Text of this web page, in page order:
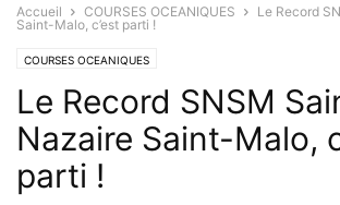
Accueil COURSES OCEANIQUES
Le Record
Saint-Malo, c’est parti !
COURSES OCEANIQUES
Le Record SNSM
Nazaire Saint-Malo,
parti !